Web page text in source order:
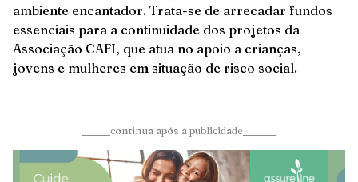
ambiente encantador. Trata-se de arrecadar fundos
essenciais para a continuidade dos projetos da
Associação CAFI, que atua no apoio a crianças,
jovens e mulheres em situação de risco social.
______continua após a publicidade_______